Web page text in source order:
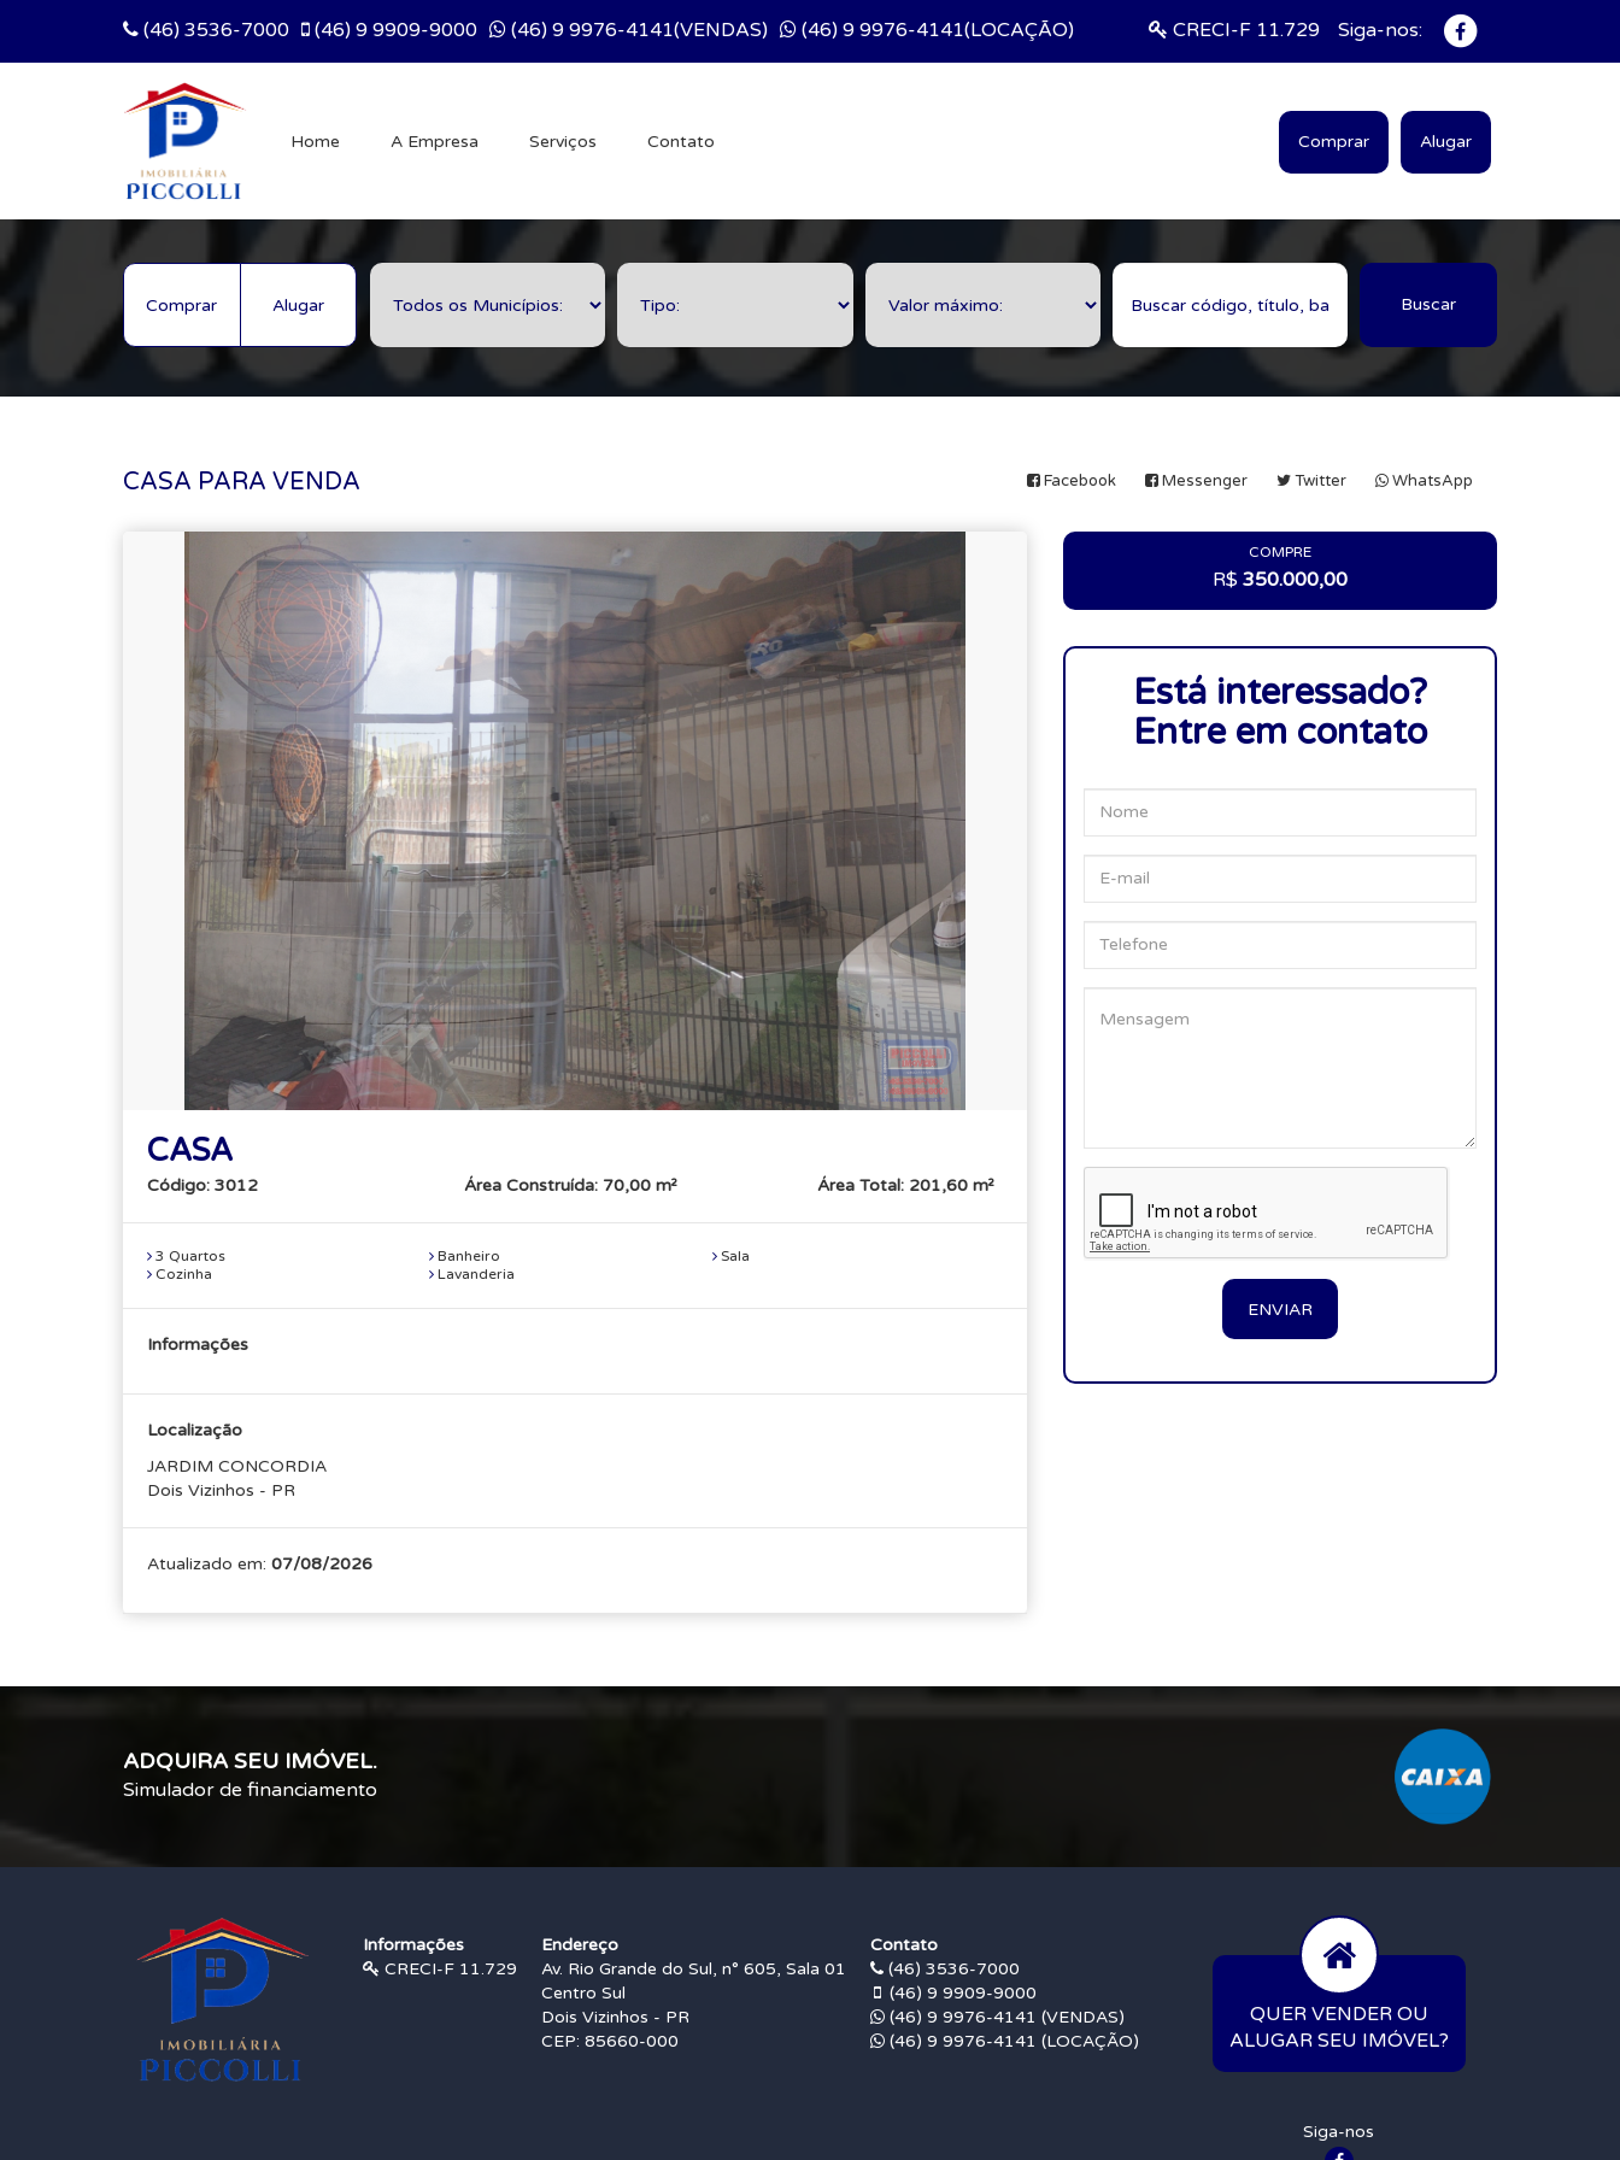
(46) 3536-7000 (46) 9 9909-9000 (46) 9 9976-4141(VENDAS) (46) 9 9976-4141(LOCAÇÃO) Siga-nos:
CRECI-F 11.729
Home A Empresa Serviços Contato Comprar Alugar
Comprar Alugar Buscar
CASA PARA VENDA Facebook Messenger Twitter WhatsApp
CASA
Código: 3012 Área Construída: 70,00 m² Área Total: 201,60 m²
3 Quartos Banheiro
Sala
Cozinha
Lavanderia
Informações
Localização
JARDIM CONCORDIA
Dois Vizinhos - PR
Atualizado em: 07/08/2026
COMPRE
R$ 350.000,00
Está interessado?
Entre em contato
ENVIAR
ADQUIRA SEU IMÓVEL.
Simulador de financiamento
Informações
CRECI-F 11.729
Endereço
Av. Rio Grande do Sul, n° 605, Sala 01
Centro Sul
Dois Vizinhos - PR
CEP: 85660-000
Contato
(46) 3536-7000
(46) 9 9909-9000
(46) 9 9976-4141 (VENDAS)
(46) 9 9976-4141 (LOCAÇÃO)
QUER VENDER OU
ALUGAR SEU IMÓVEL?
Siga-nos